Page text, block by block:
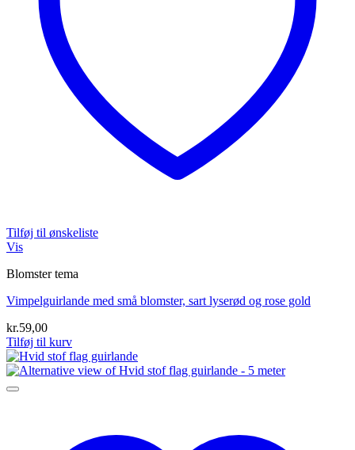
Tilføj til ønskeliste
Vis
Blomster tema
Vimpelguirlande med små blomster, sart lyserød og rose gold
kr.59,00
Tilføj til kurv